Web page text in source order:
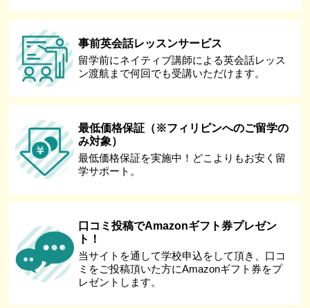
事前英会話レッスンサービス
留学前にネイティブ講師による英会話レッス
ン渡航まで何回でも受講いただけます。
最低価格保証（※フィリピンへのご留学の
み対象）
最低価格保証を実施中！どこよりもお安く留
学サポート。
口コミ投稿でAmazonギフト券プレゼン
ト！
当サイトを通して学校申込をして頂き、口コ
ミをご投稿頂いた方にAmazonギフト券をプ
レゼントします。